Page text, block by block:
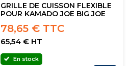
GRILLE DE CUISSON FLEXIBLE
POUR KAMADO JOE BIG JOE
78,65 € TTC
65,54 € HT
En stock